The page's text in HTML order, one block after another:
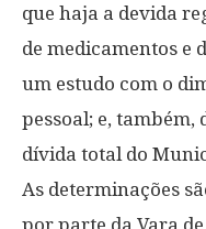
que haja a devida
de medicamentos e
um estudo com o
pessoal; e,
dívida total do
As determinações
por parte da Vara de